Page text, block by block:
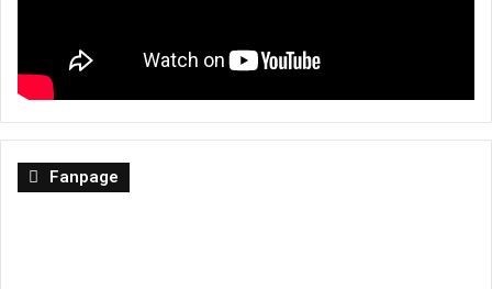
Fanpage